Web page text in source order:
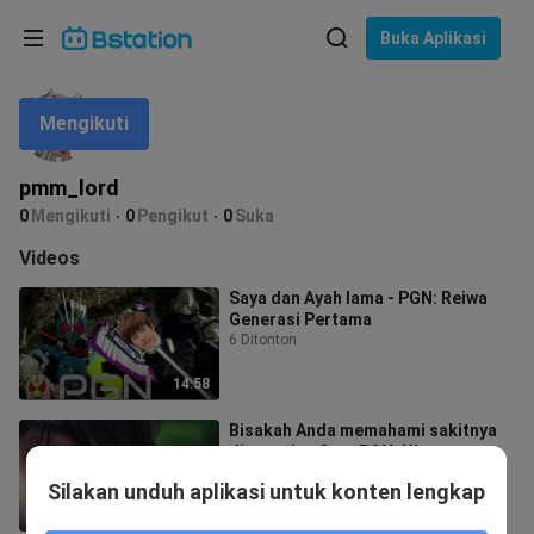
Buka Aplikasi
pmm_lord
0 Mengikuti 0 Pengikut 0Suka
Mengikuti
Videos
14:58
Saya dan Ayah lama - PGN: Reiwa
Generasi Pertama
6 Ditonton
Bisakah Anda memahami sakitnya
disprosium? ——PGN: Ultraman
Bahasa: Bahasa Indonesia
Pilih bahasa
English
ภาษาไทย
Tiếng Việt
Bahasa Melayu
Silakan unduh aplikasi untuk konten lengkap